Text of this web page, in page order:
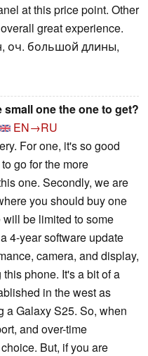
at this price point. Other
great experience.
оч. большой длины,
small one the one to get?
EN→RU
For one, it's so good
go for the more
one. Secondly, we are
you should buy one
be limited to some
4-year software update
camera, and display,
phone. It's a bit of a
in the west as
a Galaxy S25. So, when
and over-time
But, if you are